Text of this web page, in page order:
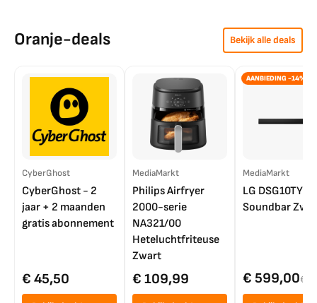
Oranje-deals Bekijk alle deals
CyberGhost
CyberGhost - 2
jaar + 2 maanden
gratis abonnement
€ 45,50
MediaMarkt
Philips Airfryer
2000-serie
NA321/00
Heteluchtfriteuse
Zwart
€ 109,99
AANBIEDING -14%
MediaMarkt
LG DSG10TY
Soundbar
€ 599,00€